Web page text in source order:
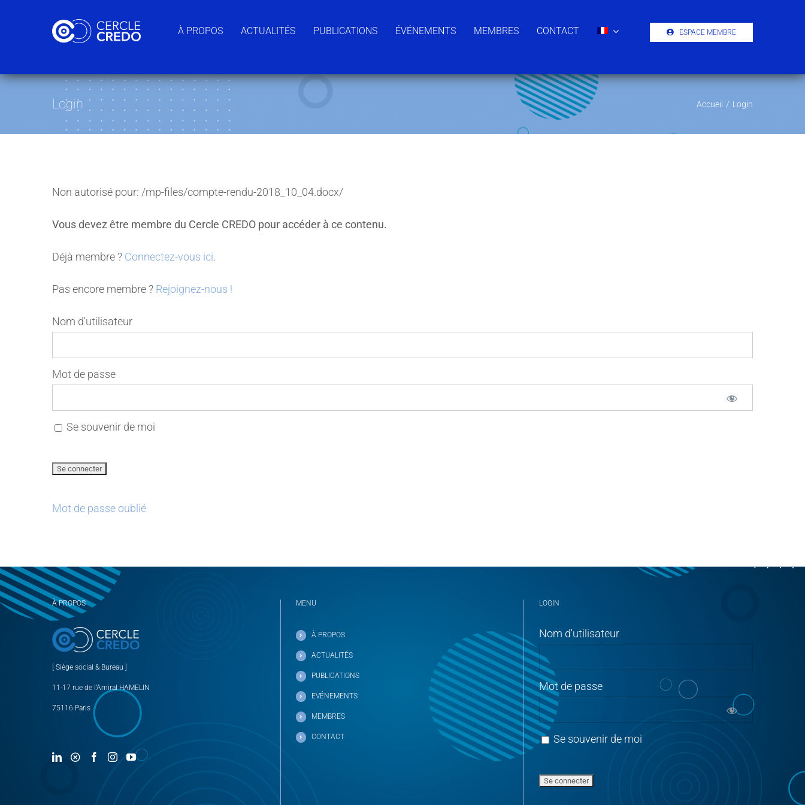
À PROPOS ACTUALITÉS PUBLICATIONS ÉVÉNEMENTS MEMBRES CONTACT ESPACE MEMBRE
Login Accueil / Login
Non autorisé pour: /mp-files/compte-rendu-2018_10_04.docx/
Vous devez être membre du Cercle CREDO pour accéder à ce contenu.
Déjà membre ? Connectez-vous ici.
Pas encore membre ? Rejoignez-nous !
Nom d'utilisateur
Mot de passe
Se souvenir de moi
Mot de passe oublié
À PROPOS
[ Siège social & Bureau ]
11-17 rue de l’Amiral HAMELIN
75116 Paris
MENU
À PROPOS
ACTUALITÉS
PUBLICATIONS
EVÉNEMENTS
MEMBRES
CONTACT
LOGIN
Nom d'utilisateur
Mot de passe
Se souvenir de moi